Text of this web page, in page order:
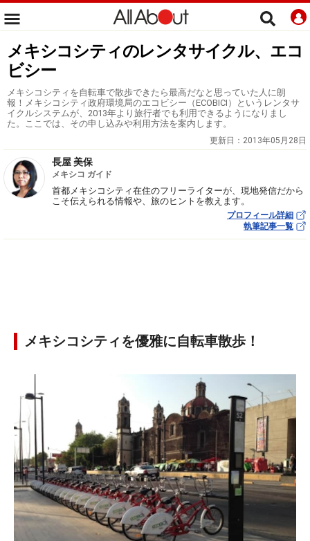
メキシコシティのレンタサイクル、エコ
ビシー
メキシコシティを自転車で散歩できたら最高だなと思っていた人に朗
報！メキシコシティ政府環境局のエコビシー（ECOBICI）というレンタサ
イクルシステムが、2013年より旅行者でも利用できるようになりまし
た。ここでは、その申し込みや利用方法を案内します。
更新日： 2013年05月28日
長屋 美保
メキシコ ガイド
首都メキシコシティ在住のフリーライターが、現地発信だから
こそ伝えられる情報や、旅のヒントを教えます。
プロフィール詳細
執筆記事一覧
メキシコシティを優雅に自転車散歩！